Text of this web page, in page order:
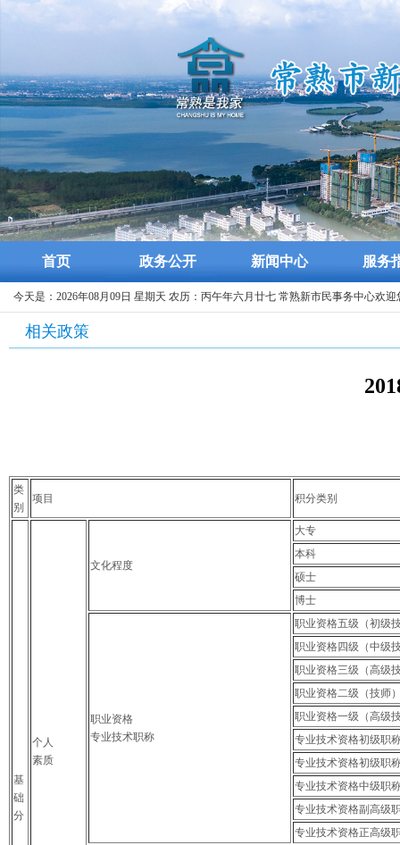
首页 政务公开 新闻中心 服务
今天是：2026年08月09日 星期天 农历：丙午年六月廿七 常熟新市民事务中心欢
相关政策
类
别
项目 积分类别
基
础
分
个人
素质
文化程度
大专
本科
硕士
博士
职业资格
专业技术职称
职业资格五级（初级
职业资格四级（中级
职业资格三级（高级
职业资格二级（技师
职业资格一级（高级
专业技术资格初级职
专业技术资格初级职
专业技术资格中级职
专业技术资格副高级
专业技术资格正高级